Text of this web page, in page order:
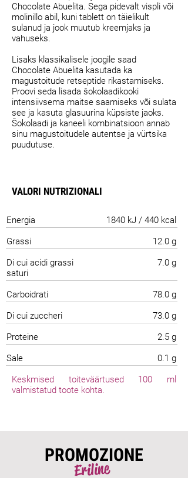
Chocolate Abuelita. Sega pidevalt vispli või
molinillo abil, kuni tablett on täielikult
sulanud ja jook muutub kreemjaks ja
vahuseks.
Lisaks klassikalisele joogile saad
Chocolate Abuelita kasutada ka
magustoitude retseptide rikastamiseks.
Proovi seda lisada šokolaadikooki
intensiivsema maitse saamiseks või sulata
see ja kasuta glasuurina küpsiste jaoks.
Šokolaadi ja kaneeli kombinatsioon annab
sinu magustoitudele autentse ja vürtsika
puudutuse.
VALORI NUTRIZIONALI
Energia
1840 kJ / 440 kcal
Grassi
12.0 g
Di cui acidi grassi
saturi
7.0 g
Carboidrati
78.0 g
Di cui zuccheri
73.0 g
Proteine
2.5 g
Sale
0.1 g
Keskmised toiteväärtused 100 ml
valmistatud toote kohta.
PROMOZIONE
Eriline